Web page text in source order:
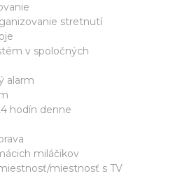
stretnutí
v spoločných
alarm
hodín denne
miláčikov
miestnosť s TV